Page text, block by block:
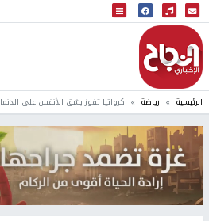
البث المباشر
إذاعة النجاح
الرئيسية رياضة كرواتيا تفوز بشق الأنفس على